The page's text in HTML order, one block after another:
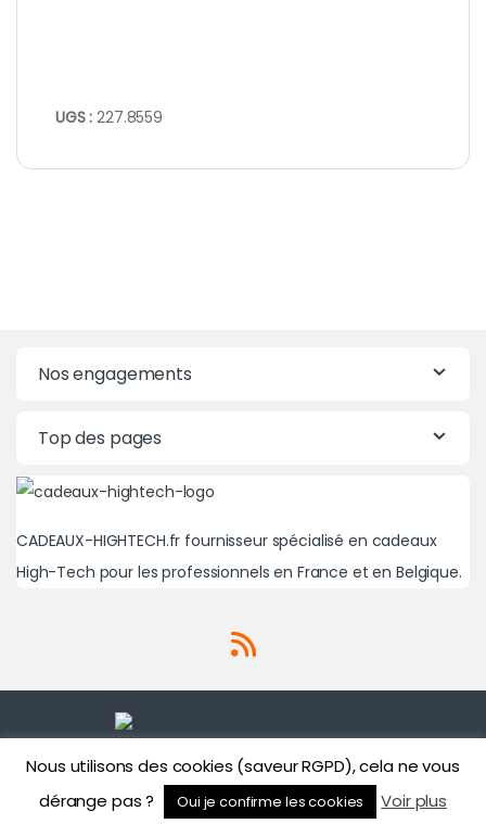
UGS :227.8559
Nos engagements
Top des pages
CADEAUX-HIGHTECH.fr fournisseur spécialisé en cadeaux
High-Tech pour les professionnels en France et en Belgique.
Une question? Un besoin?
01 71 43 43 86
Nous utilisons des cookies (saveur RGPD), cela ne vous
dérange pas ?
Oui je confirme les cookies Voir plus